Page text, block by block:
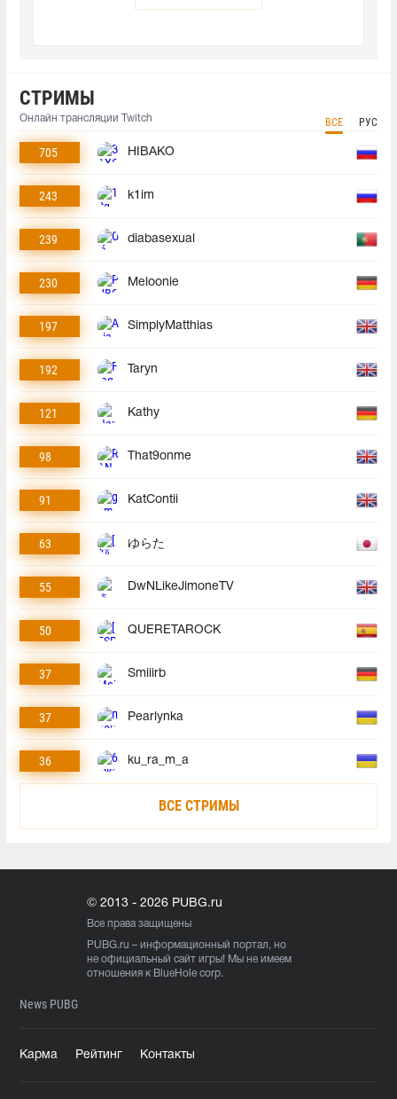
СТРИМЫ
Онлайн трансляции Twitch ВСЕ РУС
705 HIBAKO
243 k1im
239 diabasexual
230 Meloonie
197 SimplyMatthias
192 Taryn
121 Kathy
98 That9onme
91 KatContii
63 ゆらた
55 DwNLikeJimoneTV
50 QUERETAROCK
37 Smiiirb
37 Pearlynka
36 ku_ra_m_a
ВСЕ СТРИМЫ
© 2013 - 2026 PUBG.ru
Все права защищены
PUBG.ru – информационный портал, но
не официальный сайт игры! Мы не имеем
отношения к BlueHole corp.
News PUBG
Карма Рейтинг Контакты